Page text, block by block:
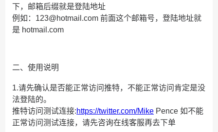
下，邮箱后缀就是登陆地址
例如：123@hotmail.com 前面这个邮箱号，登陆地址就
是 hotmail.com
二、使用说明
1.请先确认是否能正常访问推特，不能正常访问肯定是没
法登陆的。
推特访问测试连接:https://twitter.com/Mike Pence 如不能
正常访问测试连接，请先咨询在线客服再去下单